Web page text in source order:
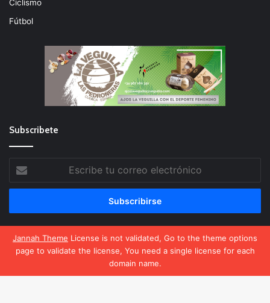
Jannah Theme License is not validated, Go to the theme options
page to validate the license, You need a single license for each
domain name.
Ciclismo
Fútbol
Subscribete
tu
correo
El Deporte Femenino
Política de privacidad
Política de cookies
Facebook X WhatsApp Telegram